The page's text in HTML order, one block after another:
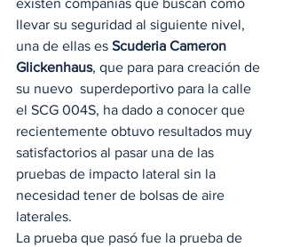
existen compañías que buscan como
llevar su seguridad al siguiente nivel,
una de ellas es Scuderia Cameron
Glickenhaus, que para para creación de
su nuevo  superdeportivo para la calle
el SCG 004S, ha dado a conocer que
recientemente obtuvo resultados muy
satisfactorios al pasar una de las
pruebas de impacto lateral sin la
necesidad tener de bolsas de aire
laterales.
La prueba que pasó fue la prueba de